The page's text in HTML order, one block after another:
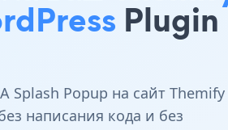
Plugin
Splash Popup на сайт Themify
написания кода и без